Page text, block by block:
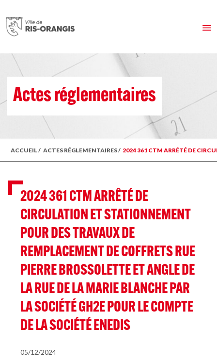
Actes réglementaires
ACCUEIL/ ACTES RÉGLEMENTAIRES/ 2024 361 CTM ARRÊTÉ DE
2024 361 CTM ARRÊTÉ DE
CIRCULATION ET STATIONNEMENT
POUR DES TRAVAUX DE
REMPLACEMENT DE COFFRETS RUE
PIERRE BROSSOLETTE ET ANGLE DE
LA RUE DE LA MARIE BLANCHE PAR
LA SOCIÉTÉ GH2E POUR LE COMPTE
DE LA SOCIÉTÉ ENEDIS
05/12/2024